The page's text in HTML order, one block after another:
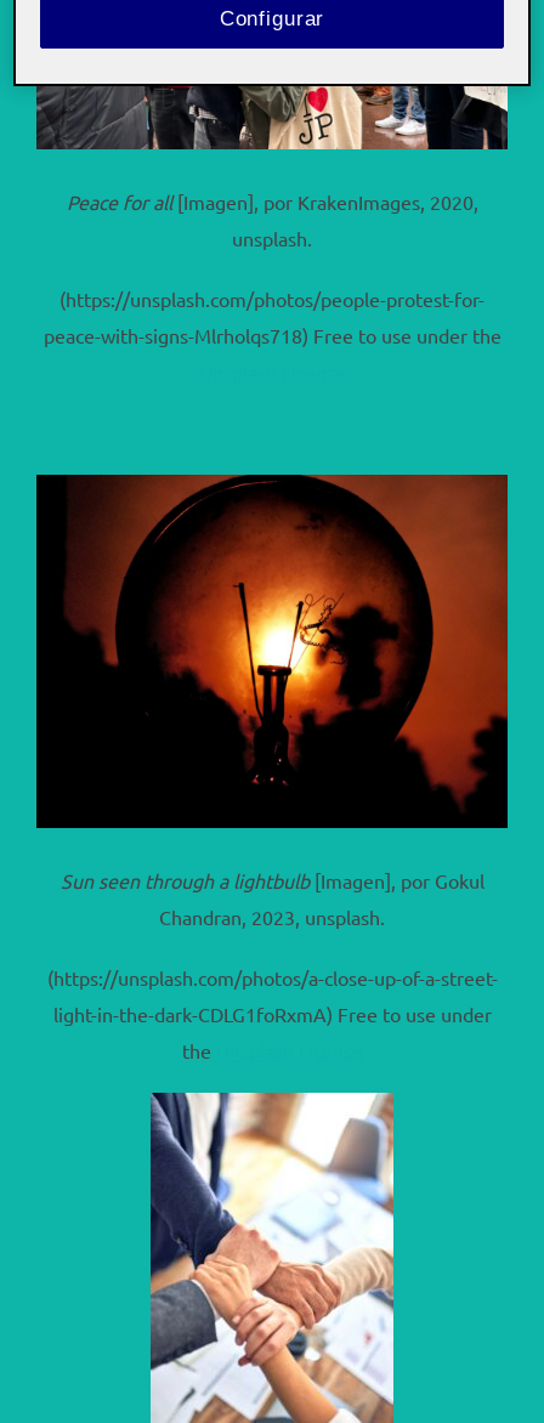
Peace for all[Imagen], por KrakenImages, 2020,
unsplash.
(https://unsplash.com/photos/people-protest-for-
peace-with-signs-Mlrholqs718) Free to use under the
Sun seen through a lightbulb [Imagen], por Gokul
Chandran, 2023, unsplash.
(https://unsplash.com/photos/a-close-up-of-a-street-
light-in-the-dark-CDLG1foRxmA) Free to use under
the
Configurar